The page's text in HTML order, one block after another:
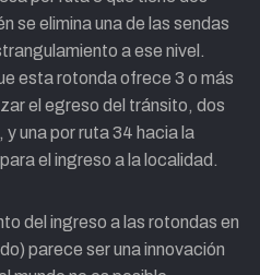
se elimina una de las sendas
a ese nivel.
esta rotonda ofrece 3 o más
el egreso del tránsito, dos
una por ruta 34 hacia la
el ingreso a la localidad.
del ingreso a las rotondas en
parece ser una innovación